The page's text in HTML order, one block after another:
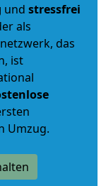
und stressfrei
als
das
ist
Umzug.